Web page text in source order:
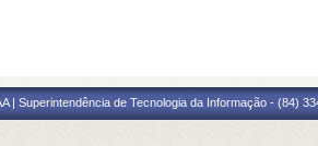
| Superintendência de Tecnologia da Informação - (84)